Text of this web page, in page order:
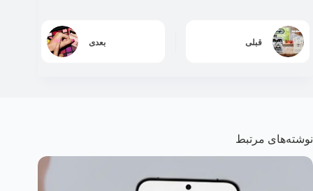
قبلی بعدی
نوشته‌های مرتبط